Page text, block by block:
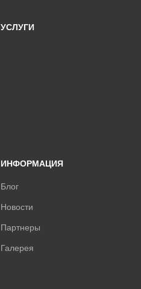
УСЛУГИ
ИНФОРМАЦИЯ
Блог
Новости
Партнеры
Галерея